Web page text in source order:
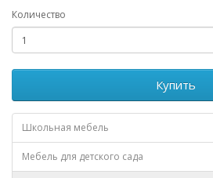
Количество
Купить
Школьная мебель
Мебель для детского сада